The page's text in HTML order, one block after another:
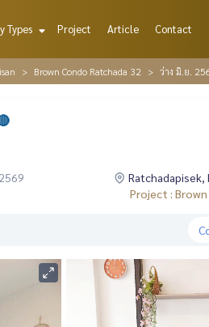
Types Project Article Contact
Brown Condo Ratchada 32 ว่าง มิ.ย.
Ratchadapisek,
Project :